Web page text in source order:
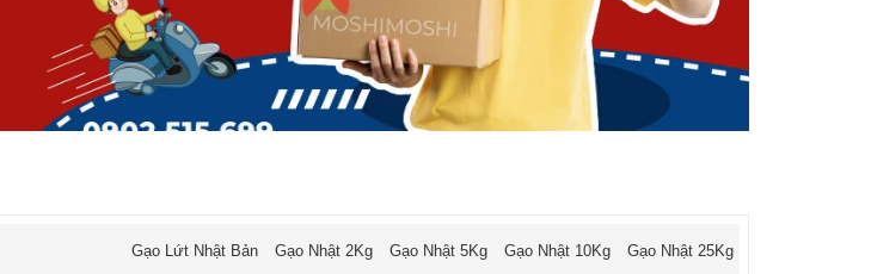
Gạo Lứt Nhật Bản Gạo Nhật 2Kg Gạo Nhật 5Kg Gạo Nhật 10Kg Gạo Nhật 25Kg